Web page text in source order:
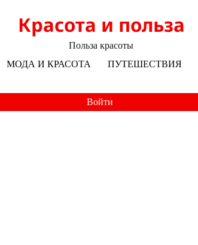
Красота и польза
Польза красоты
МОДА И КРАСОТА ПУТЕШЕСТВИЯ
Войти